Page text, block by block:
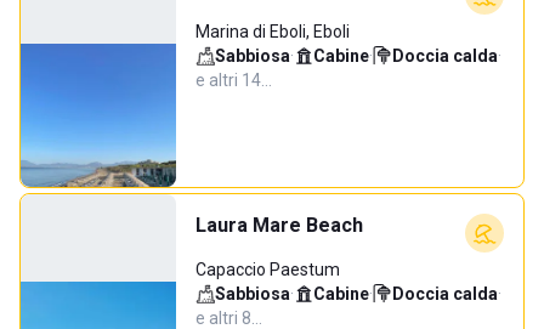
Marina di Eboli, Eboli
Sabbiosa· Cabine· Doccia calda·
e altri 14…
Laura Mare Beach
Capaccio Paestum
Sabbiosa· Cabine· Doccia calda·
e altri 8…